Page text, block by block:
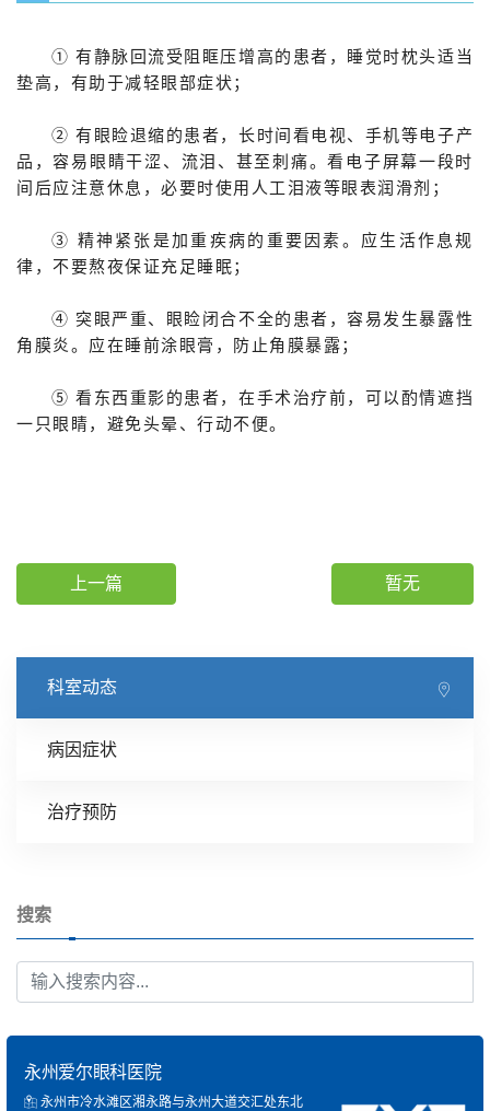
科室动态
病因症状
治疗预防
搜索
① 有静脉回流受阻眶压增高的患者，睡觉时枕头适当
垫高，有助于减轻眼部症状；
② 有眼睑退缩的患者，长时间看电视、手机等电子产
品，容易眼睛干涩、流泪、甚至刺痛。看电子屏幕一段时
间后应注意休息，必要时使用人工泪液等眼表润滑剂；
③ 精神紧张是加重疾病的重要因素。应生活作息规
律，不要熬夜保证充足睡眠；
④ 突眼严重、眼睑闭合不全的患者，容易发生暴露性
角膜炎。应在睡前涂眼膏，防止角膜暴露；
⑤ 看东西重影的患者，在手术治疗前，可以酌情遮挡
一只眼睛，避免头晕、行动不便。
上一篇 暂无
永州爱尔眼科医院
永州市冷水滩区湘永路与永州大道交汇处东北